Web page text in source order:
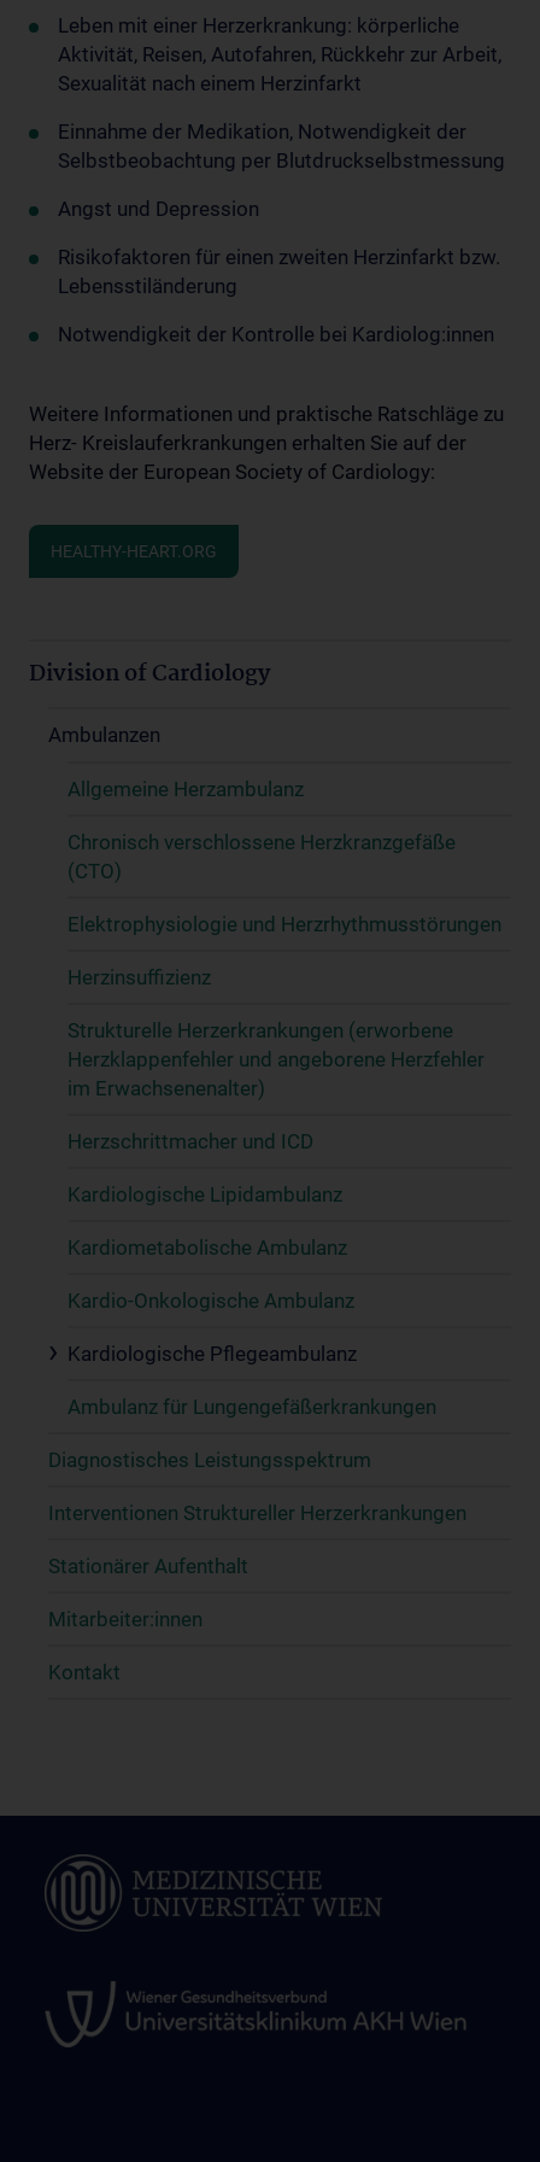
Leben mit einer Herzerkrankung: körperliche
Aktivität, Reisen, Autofahren, Rückkehr zur Arbeit,
Sexualität nach einem Herzinfarkt
Einnahme der Medikation, Notwendigkeit der
Selbstbeobachtung per Blutdruckselbstmessung
Angst und Depression
Risikofaktoren für einen zweiten Herzinfarkt bzw.
Lebensstiländerung
Notwendigkeit der Kontrolle bei Kardiolog:innen
Weitere Informationen und praktische Ratschläge zu
Herz- Kreislauferkrankungen erhalten Sie auf der
Website der European Society of Cardiology:
HEALTHY-HEART.ORG
Division of Cardiology
Ambulanzen
Allgemeine Herzambulanz
Chronisch verschlossene Herzkranzgefäße
(CTO)
Elektrophysiologie und Herzrhythmusstörungen
Herzinsuffizienz
Strukturelle Herzerkrankungen (erworbene
Herzklappenfehler und angeborene Herzfehler
im Erwachsenenalter)
Herzschrittmacher und ICD
Kardiologische Lipidambulanz
Kardiometabolische Ambulanz
Kardio-Onkologische Ambulanz
Kardiologische Pflegeambulanz
Ambulanz für Lungengefäßerkrankungen
Diagnostisches Leistungsspektrum
Interventionen Struktureller Herzerkrankungen
Stationärer Aufenthalt
Mitarbeiter:innen
Kontakt